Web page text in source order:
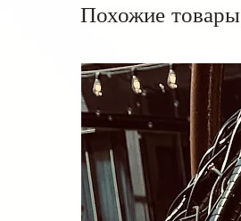
Похожие товары